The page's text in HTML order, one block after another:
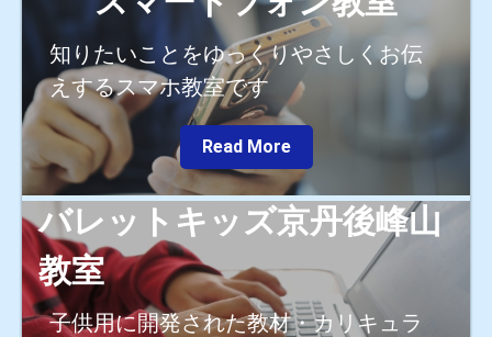
知りたいことをゆっくりやさしくお伝
えするスマホ教室です
Read More
プログラミング／ICT教室
バレットキッズ京丹後峰山
教室
子供用に開発された教材・カリキュラ